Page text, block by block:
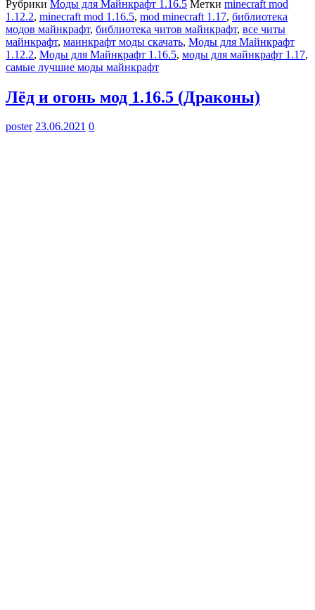
Рубрики Моды для Майнкрафт 1.16.5 Метки minecraft mod
1.12.2, minecraft mod 1.16.5, mod minecraft 1.17, библиотека
модов майнкрафт, библиотека читов майнкрафт, все читы
майнкрафт, маинкрафт моды скачать, Моды для Майнкрафт
1.12.2, Моды для Майнкрафт 1.16.5, моды для майнкрафт 1.17,
самые лучшие моды майнкрафт
Лёд и огонь мод 1.16.5 (Драконы)
poster 23.06.2021 0